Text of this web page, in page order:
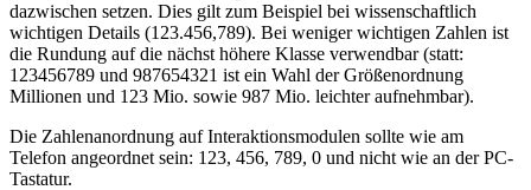
dazwischen setzen. Dies gilt zum Beispiel bei wissenschaftlich
wichtigen Details (123.456,789). Bei weniger wichtigen Zahlen ist
die Rundung auf die nächst höhere Klasse verwendbar (statt:
123456789 und 987654321 ist ein Wahl der Größenordnung
Millionen und 123 Mio. sowie 987 Mio. leichter aufnehmbar).
Die Zahlenanordnung auf Interaktionsmodulen sollte wie am
Telefon angeordnet sein: 123, 456, 789, 0 und nicht wie an der PC-
Tastatur.